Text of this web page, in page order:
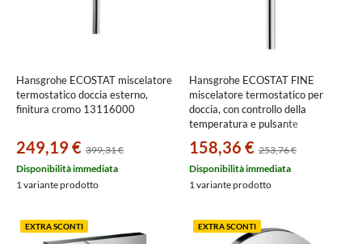
Hansgrohe ECOSTAT miscelatore
termostatico doccia esterno,
finitura cromo 13116000
249,19 € 399,31 €
Disponibilità immediata
1 variante prodotto
Hansgrohe ECOSTAT FINE
miscelatore termostatico per
doccia, con controllo della
temperatura e pulsante
13324000
158,36 € 253,76 €
Disponibilità immediata
1 variante prodotto
EXTRA SCONTI EXTRA SCONTI